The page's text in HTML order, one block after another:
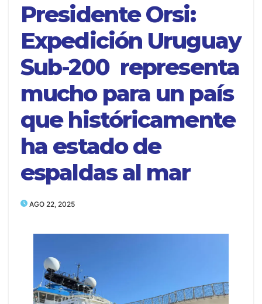
Presidente Orsi:
Expedición Uruguay
Sub-200 representa
mucho para un país
que históricamente
ha estado de
espaldas al mar
AGO 22, 2025